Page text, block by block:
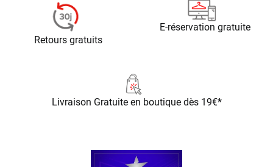
Retours gratuits
E-réservation gratuite
Livraison Gratuiteen boutique dès 19€*